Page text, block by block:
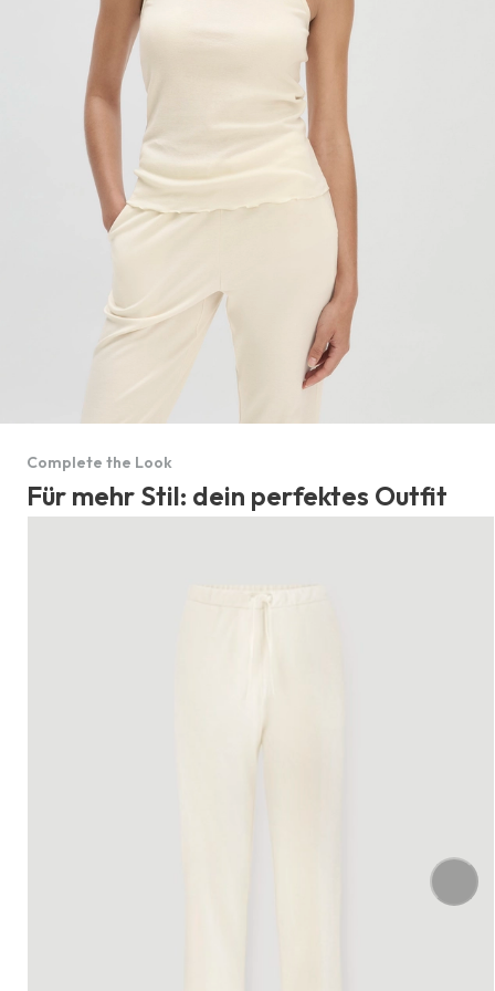
Complete the Look
Für mehr Stil: dein perfektes Outfit